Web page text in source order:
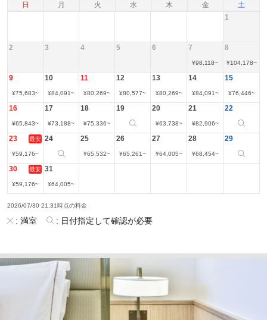
日 月 火 水 木 金 土
1
2 3 4 5 6 7
¥98,118~
8
¥104,178~
9
¥75,683~
10
¥84,091~
11
¥80,269~
12
¥80,577~
13
¥80,269~
14
¥84,091~
15
¥76,446~
16
¥65,843~
17
¥73,188~
18
¥75,336~
19 20
¥63,738~
21
¥82,906~
22
23 最安
¥59,176~
24 25
¥65,532~
26
¥65,261~
27
¥64,005~
28
¥68,454~
29
30 最安
¥59,176~
31
¥64,005~
2026/07/30 21:31時点の料金
: 満室 : 日付指定して確認が必要